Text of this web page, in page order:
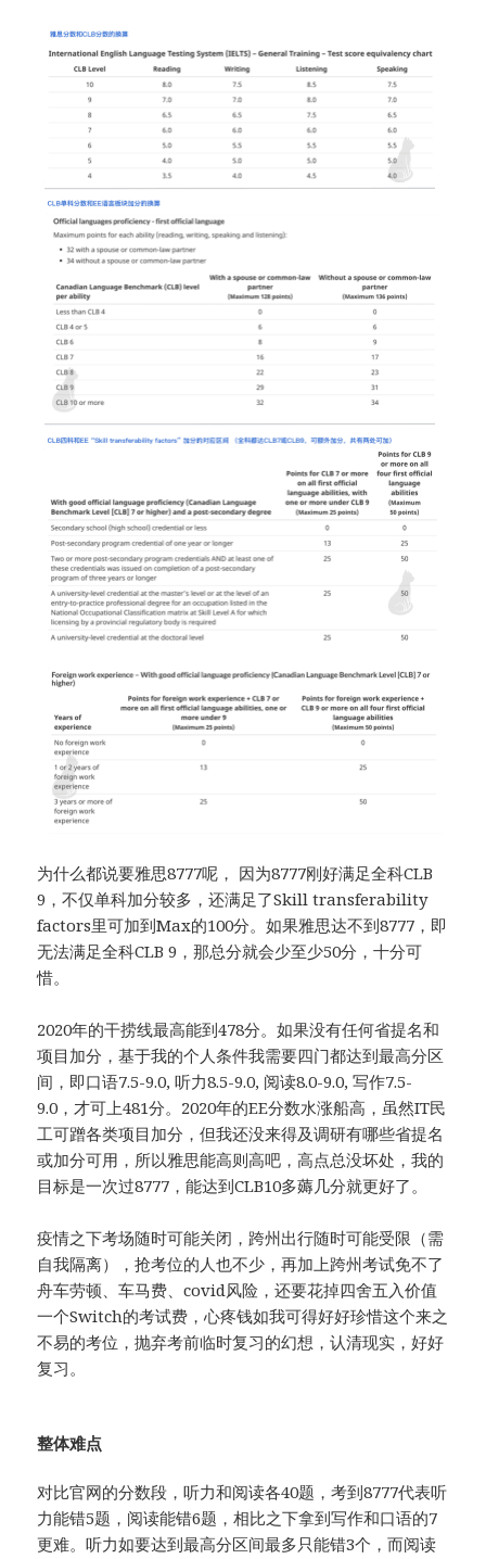
为什么都说要雅思8777呢， 因为8777刚好满足全科CLB
9，不仅单科加分较多，还满足了Skill transferability
factors里可加到Max的100分。如果雅思达不到8777，即
无法满足全科CLB 9，那总分就会少至少50分，十分可
惜。
2020年的干捞线最高能到478分。如果没有任何省提名和
项目加分，基于我的个人条件我需要四门都达到最高分区
间，即口语7.5-9.0, 听力8.5-9.0, 阅读8.0-9.0, 写作7.5-
9.0，才可上481分。2020年的EE分数水涨船高，虽然IT民
工可蹭各类项目加分，但我还没来得及调研有哪些省提名
或加分可用，所以雅思能高则高吧，高点总没坏处，我的
目标是一次过8777，能达到CLB10多薅几分就更好了。
疫情之下考场随时可能关闭，跨州出行随时可能受限（需
自我隔离），抢考位的人也不少，再加上跨州考试免不了
舟车劳顿、车马费、covid风险，还要花掉四舍五入价值
一个Switch的考试费，心疼钱如我可得好好珍惜这个来之
不易的考位，抛弃考前临时复习的幻想，认清现实，好好
复习。
整体难点
对比官网的分数段，听力和阅读各40题，考到8777代表听
力能错5题，阅读能错6题，相比之下拿到写作和口语的7
更难。听力如要达到最高分区间最多只能错3个，而阅读